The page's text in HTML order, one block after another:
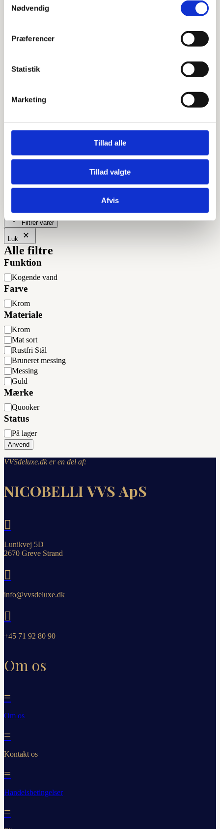
Nødvendig
Præferencer
Statistik
Marketing
Tillad alle
Tillad valgte
Afvis
Quooker Fusion Square – Inklusiv
COMBI+ beholder
Bruneret messing
Krom
Rustfri Stål
20.000,00Prisinterval:
Filtrer varer
Luk
Alle filtre
Funktion
Funktion
Kogende vand
Farve
FarveKrom
Materiale
Materiale
Krom
Mat sort
Rustfri Stål
Bruneret messing
Messing
Guld
Mærke
Mærke
Quooker
Status
Status
På lager
Anvend
VVSdeluxe.dk er en del af:
NICOBELLI VVS ApS

Lunikvej 5D
2670 Greve Strand

info@vvsdeluxe.dk

+45 71 92 80 90
Om os
=
Om os
=
Kontakt os
=
Handelsbetingelser
=